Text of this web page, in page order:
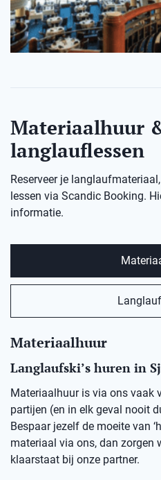
Materiaalhuur
langlauflessen
Reserveer je
lessen via Scandic Booking.
informatie.
Materiaalhuur
Langlaufski’s huren in
Materiaalhuur is via ons vaak
partijen (en in elk geval nooit
Bespaar jezelf de moeite van
materiaal via ons, dan zorgen
klaarstaat bij onze partner.